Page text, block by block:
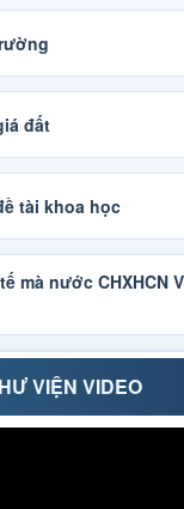
đất
tài khoa học
mà nước CHXHCN
VIỆN VIDEO